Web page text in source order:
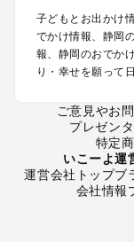
中伊豆・西伊豆・
静岡・清水のプール
三島・沼津のプール
掛川・磐田・袋井
大井川・寸又峡・
静岡の定番お出
静岡の遊園地
静岡の動物園
子どもとお出かけ
でかけ情報、静岡
報、静岡のおでか
り・幸せを願って
ご意見やお
プレゼン
特定
いこーよ運
運営会社トップブ
会社情報